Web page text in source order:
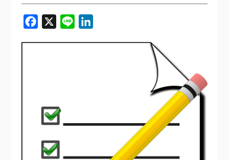
Facebook
X Line